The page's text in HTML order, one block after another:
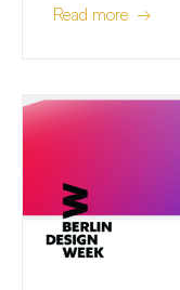
Read more →